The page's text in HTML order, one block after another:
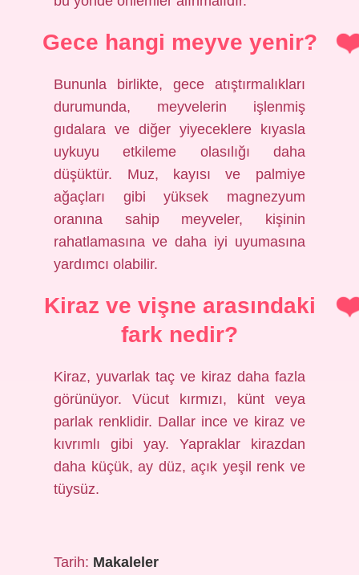
Gece hangi meyve yenir?
Bununla birlikte, gece atıştırmalıkları
durumunda, meyvelerin işlenmiş
gıdalara ve diğer yiyeceklere kıyasla
uykuyu etkileme olasılığı daha
düşüktür. Muz, kayısı ve palmiye
ağaçları gibi yüksek magnezyum
oranına sahip meyveler, kişinin
rahatlamasına ve daha iyi uyumasına
yardımcı olabilir.
Kiraz ve vişne arasındaki
fark nedir?
Kiraz, yuvarlak taç ve kiraz daha fazla
görünüyor. Vücut kırmızı, künt veya
parlak renklidir. Dallar ince ve kiraz ve
kıvrımlı gibi yay. Yapraklar kirazdan
daha küçük, ay düz, açık yeşil renk ve
tüysüz.
Tarih: Makaleler